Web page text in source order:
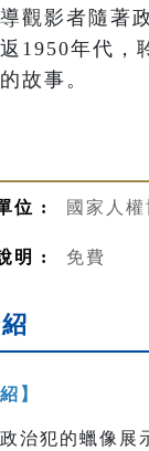
觀影者隨著
1950年代，
故事。
位 : 國家人
明 : 免費
】
治犯的蠟像展